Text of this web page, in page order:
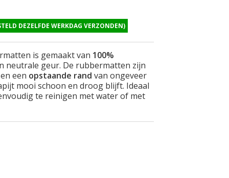
DEZELFDE WERKDAG VERZONDEN)
is gemaakt van 100%
neutrale geur. De rubbermatten zijn
en een opstaande rand van ongeveer
mooi schoon en droog blijft. Ideaal
te reinigen met water of met